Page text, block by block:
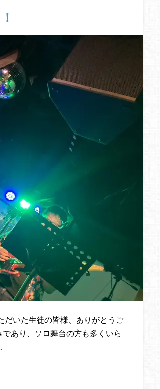
だいた生徒の皆様、ありがとうご
あり、ソロ舞台の方も多くいら